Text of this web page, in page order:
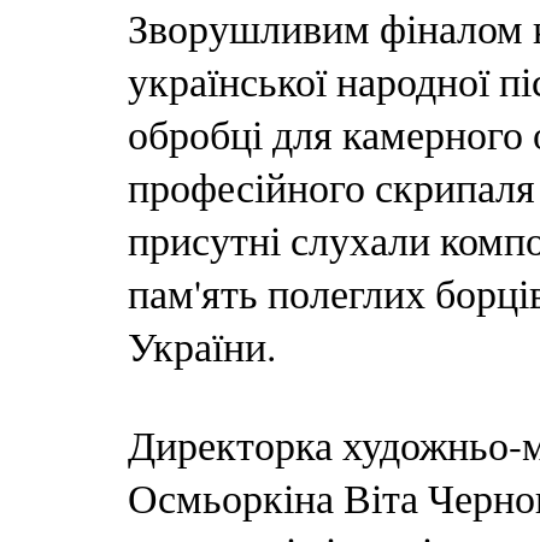
Зворушливим фіналом
української народної
обробці для
професійного
присутні слухали
пам'ять полеглих
України.
Директорка художньо-
Осмьоркіна Віта